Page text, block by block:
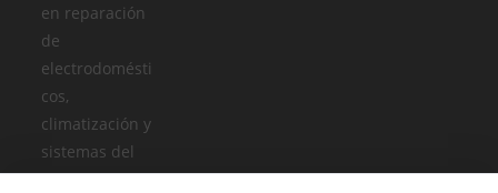
en reparación
de
electrodomésti
cos,
climatización y
sistemas del
hogar, siempre